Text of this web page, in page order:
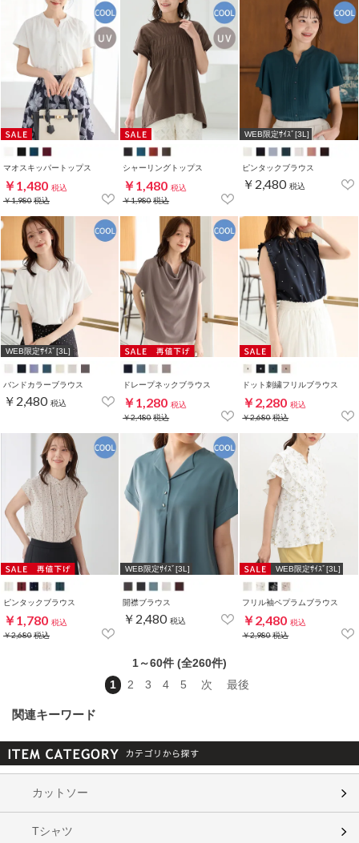
マオスキッパートップス
￥1,480 税込
￥1,980税込
シャーリングトップス
￥1,480 税込
￥1,980税込
WEB限定ｻｲｽﾞ[3L]
ピンタックブラウス
￥2,480 税込
WEB限定ｻｲｽﾞ[3L]
バンドカラーブラウス
￥2,480 税込
ドレープネックブラウス
￥1,280 税込
￥2,480税込
ドット刺繍フリルブラウス
￥2,280 税込
￥2,680税込
ピンタックブラウス
￥1,780 税込
￥2,680税込
WEB限定ｻｲｽﾞ[3L]
開襟ブラウス
￥2,480 税込
WEB限定ｻｲｽﾞ[3L]
フリル袖ペプラムブラウス
￥2,480 税込
￥2,980税込
1～60件 (全260件)
1
2 3 4 5 次 最後
関連キーワード
カットソー
Tシャツ